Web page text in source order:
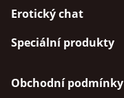
Erotický chat
Speciální produkty
Obchodní podmínky